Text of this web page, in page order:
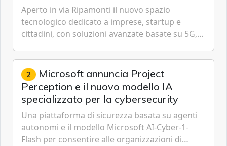
Aperto in via Ripamonti il nuovo spazio
tecnologico dedicato a imprese, startup e
cittadini, con soluzioni avanzate basate su 5G,
Cybersecurity.
2 Microsoft annuncia Project
Perception e il nuovo modello IA
specializzato per la cybersecurity
Una piattaforma di sicurezza basata su agenti
autonomi e il modello Microsoft AI-Cyber-1-
Flash per consentire alle organizzazioni di